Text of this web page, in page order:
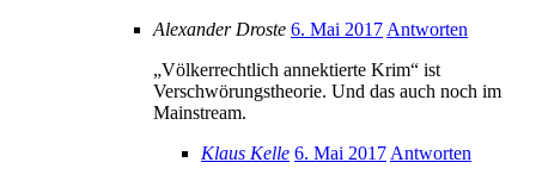
Alexander Droste 6. Mai 2017 Antworten
„Völkerrechtlich annektierte Krim“ ist
Verschwörungstheorie. Und das auch noch im
Mainstream.
Klaus Kelle 6. Mai 2017 Antworten